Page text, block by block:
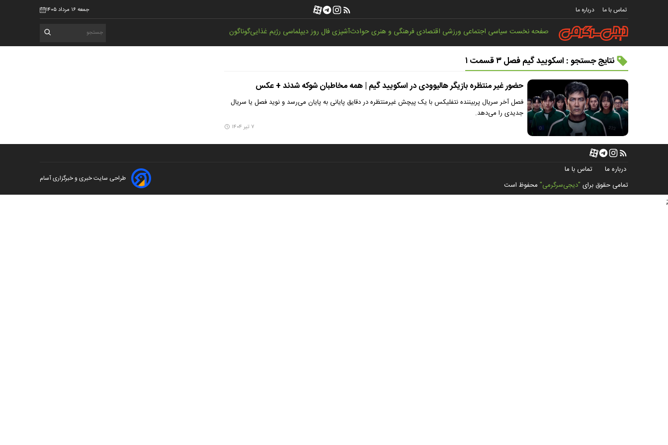
تماس با ما درباره ما جمعه ۱۶ مرداد ۱۴۰۵
صفحه نخستسیاسی اجتماعی ورزشی اقتصادیفرهنگی و هنریحوادثآشپزیفال روزدیپلماسی رژیم غذاییگوناگون
نتایج جستجو : اسکویید گیم فصل ۳ قسمت ۱
حضور غیر منتظره بازیگر هالیوودی در اسکویید گیم | همه مخاطبان شوکه شدند + عکس
فصل آخر سریال پربیننده نتفلیکس با یک پیچش غیرمنتظره در دقایق پایانی به پایان می‌رسد و نوید فصل یا سریال
جدیدی را می‌دهد.
۷ تیر ۱۴۰۴
درباره ما
تماس با ما
تمامی حقوق برای "دیجی‌سرگرمی" محفوظ است
طراحی سایت خبری و خبرگزاری آسام
;